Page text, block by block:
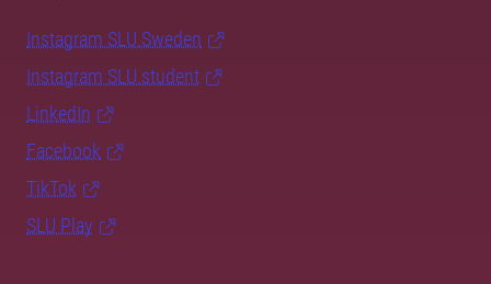
Instagram SLU.Sweden
Instagram SLU.student
LinkedIn
Facebook
TikTok
SLU Play